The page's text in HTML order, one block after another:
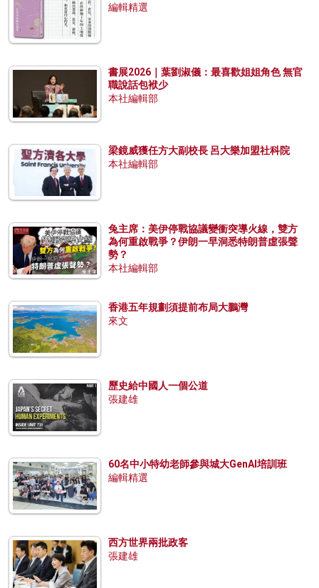
編輯精選
書展2026｜葉劉淑儀：最喜歡姐姐角色 無官
職說話包袱少
本社編輯部
梁鏡威獲任方大副校長 呂大樂加盟社科院
本社編輯部
兔主席：美伊停戰協議變衝突導火線，雙方
為何重啟戰爭？伊朗一早洞悉特朗普虛張聲
勢？
本社編輯部
香港五年規劃須提前布局大鵬灣
來文
歷史給中國人一個公道
張建雄
60名中小特幼老師參與城大GenAI培訓班
編輯精選
西方世界兩批政客
張建雄